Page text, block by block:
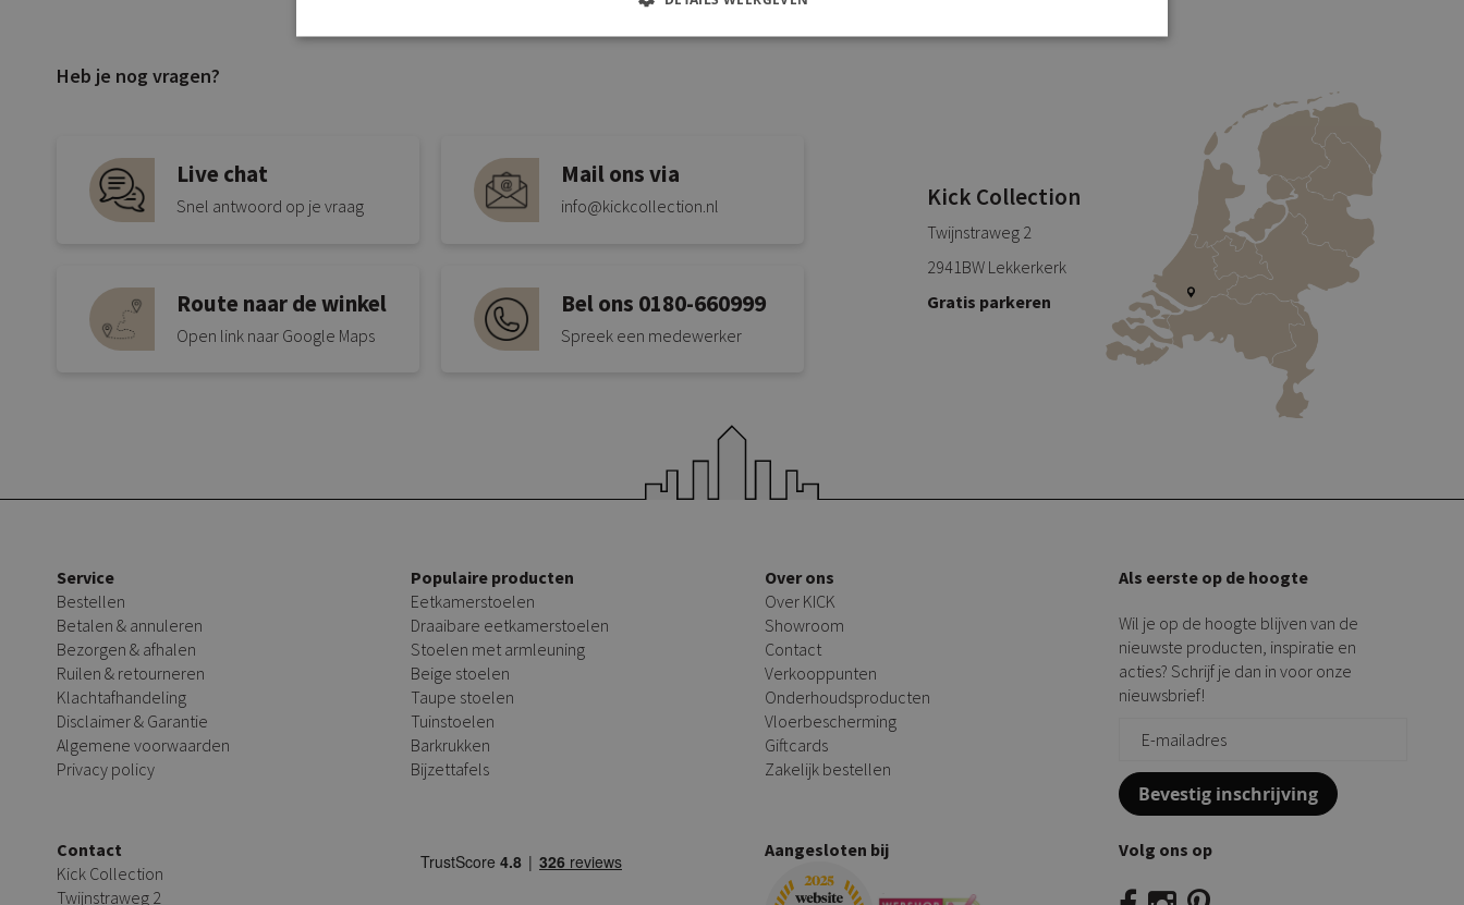
Heb je nog vragen?
Live chat
Snel antwoord op je vraag
Mail ons via
info@kickcollection.nl
Route naar de winkel
Open link naar Google Maps
Bel ons 0180-660999
Spreek een medewerker
Kick Collection
Twijnstraweg 2
2941BW Lekkerkerk
Gratis parkeren
Service
Bestellen
Betalen & annuleren
Bezorgen & afhalen
Ruilen & retourneren
Klachtafhandeling
Disclaimer & Garantie
Algemene voorwaarden
Privacy policy
Populaire producten
Eetkamerstoelen
Draaibare eetkamerstoelen
Stoelen met armleuning
Beige stoelen
Taupe stoelen
Tuinstoelen
Barkrukken
Bijzettafels
Over ons
Over KICK
Showroom
Contact
Verkooppunten
Onderhoudsproducten
Vloerbescherming
Giftcards
Zakelijk bestellen
Als eerste op de hoogte
Wil je op de hoogte blijven van de
nieuwste producten, inspiratie en
acties? Schrijf je dan in voor onze
nieuwsbrief!
Bevestig inschrijving
Contact
Kick Collection
Twijnstraweg 2
Aangesloten bij Volg ons op